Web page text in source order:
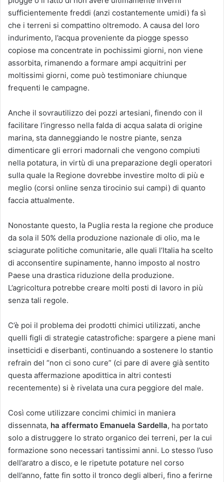
sufficientemente freddi (anzi costantemente umidi) fa sì
che i terreni si compattino oltremodo. A causa del loro
indurimento, l’acqua proveniente da piogge spesso
copiose ma concentrate in pochissimi giorni, non viene
assorbita, rimanendo a formare ampi acquitrini per
moltissimi giorni, come può testimoniare chiunque
frequenti le campagne.
Anche il sovrautilizzo dei pozzi artesiani, finendo con il
facilitare l’ingresso nella falda di acqua salata di origine
marina, sta danneggiando le nostre piante, senza
dimenticare gli errori madornali che vengono compiuti
nella potatura, in virtù di una preparazione degli operatori
sulla quale la Regione dovrebbe investire molto di più e
meglio (corsi online senza tirocinio sui campi) di quanto
faccia attualmente.
Nonostante questo, la Puglia resta la regione che produce
da sola il 50% della produzione nazionale di olio, ma le
sciagurate politiche comunitarie, alle quali l’Italia ha scelto
di acconsentire supinamente, hanno imposto al nostro
Paese una drastica riduzione della produzione.
L’agricoltura potrebbe creare molti posti di lavoro in più
senza tali regole.
C’è poi il problema dei prodotti chimici utilizzati, anche
quelli figli di strategie catastrofiche: spargere a piene mani
insetticidi e diserbanti, continuando a sostenere lo stantio
refrain del “non ci sono cure” (ci pare di avere già sentito
questa affermazione apodittica in altri contesti
recentemente) si è rivelata una cura peggiore del male.
Così come utilizzare concimi chimici in maniera
dissennata, ha affermato Emanuela Sardella, ha portato
solo a distruggere lo strato organico dei terreni, per la cui
formazione sono necessari tantissimi anni. Lo stesso l’uso
dell’aratro a disco, e le ripetute potature nel corso
dell’anno, fatte fin sotto il tronco degli alberi, fino a ferirne